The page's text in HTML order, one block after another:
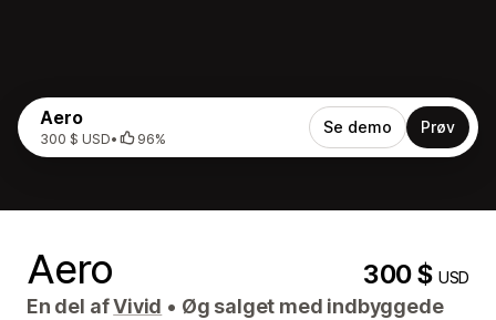
Aero
300 $ USD• 96%
Se demo Prøv
Aero 300 $USD
En del afVivid • Øg salget med indbyggede